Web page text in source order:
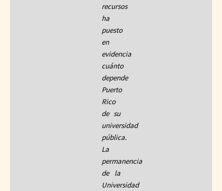
recursos
ha
puesto
en
evidencia
cuánto
depende
Puerto
Rico
de su
universidad
pública.
La
permanencia
de la
Universidad